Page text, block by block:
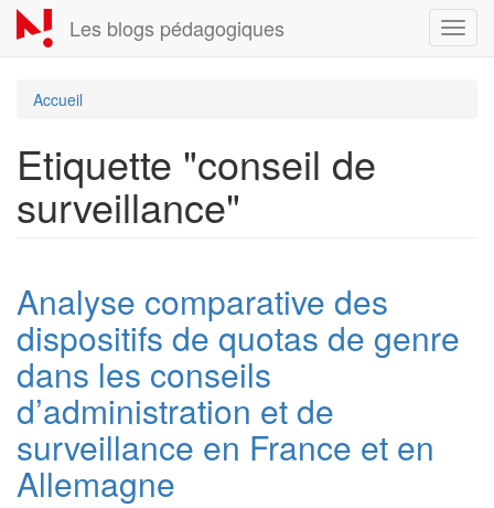
Aller
au
contenu
Les blogs pédagogiques
Accueil
Etiquette "conseil de
surveillance"
Analyse comparative des
dispositifs de quotas de genre
dans les conseils
d’administration et de
surveillance en France et en
Allemagne